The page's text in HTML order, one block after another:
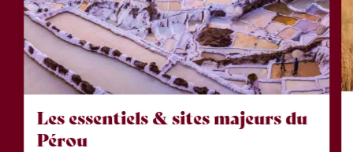
Les essentiels & sites majeurs du
Pérou